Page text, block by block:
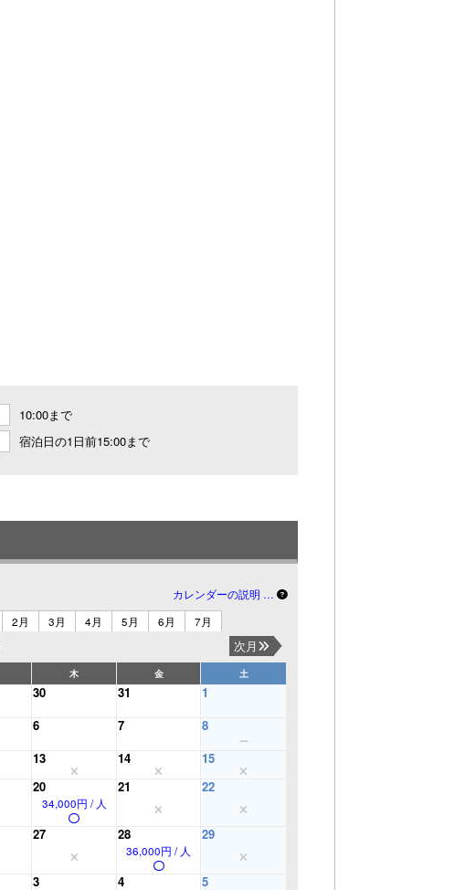
10:00まで
宿泊日の1日前15:00まで
カレンダーの説明 …
2月 3月 4月 5月 6月 7月
次月
木 金 土
30 31
1
6 7
8
13 14
15
20
34,000円 / 人
21 22
27 28
36,000円 / 人
29
3 4 5